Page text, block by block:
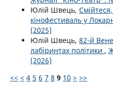
Юлій Швець,
кінофестиваль у
(2025)
Юлій Швець, 82-й
лабіринтах політики ,
(2026)
<< < 4 5 6 7 8 9 10 > >>